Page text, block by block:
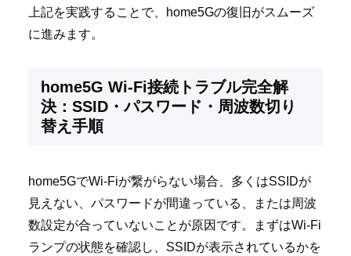
上記を実践することで、home5Gの復旧がスムーズ
に進みます。
home5G Wi-Fi接続トラブル完全解
決：SSID・パスワード・周波数切り
替え手順
home5GでWi-Fiが繋がらない場合、多くはSSIDが
見えない、パスワードが間違っている、または周波
数設定が合っていないことが原因です。まずはWi-Fi
ランプの状態を確認し、SSIDが表示されているかを